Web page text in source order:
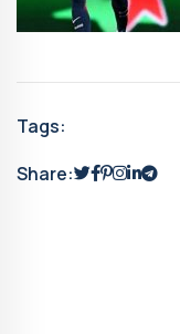
Tags:
Share: